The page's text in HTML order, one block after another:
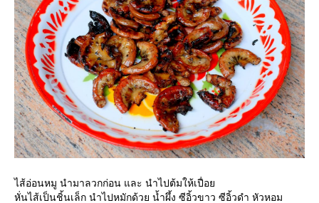
ไส้อ่อนหมู นำมาลวกก่อน และ นำไปต้มให้เปื่อ
หั่นไส้เป็นชิ้นเล็ก นำไปหมักด้วย น้ำผึ้ง ซีอิ้วขาว ซีอิ้วดำ หัวหอม